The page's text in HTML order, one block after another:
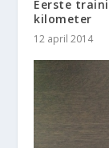
Eerste
kilometer
12 april 2014